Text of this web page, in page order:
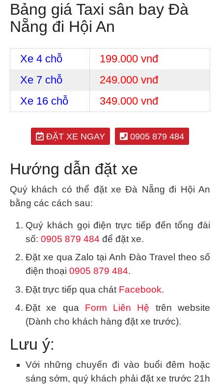
Bảng giá Taxi sân bay Đà
Nẵng đi Hội An
Xe 4 chỗ
199.000 vnđ
Xe 7 chỗ
249.000 vnđ
Xe 16 chỗ
349.000 vnđ
ĐẶT XE NGAY 0905 879 484
Hướng dẫn đặt xe
Quý khách có thể đặt xe Đà Nẵng đi Hội An
bằng các cách sau:
Quý khách gọi điện trực tiếp đến tổng đài
số: 0905 879 484 để đặt xe.
Đặt xe qua Zalo tại Anh Đào Travel theo số
điện thoại 0905 879 484.
Đặt trực tiếp qua chát Facebook.
Đặt xe qua Form Liên Hệ trên website
(Dành cho khách hàng đặt xe trước).
Lưu ý:
Với những chuyến đi vào buổi đêm hoặc
sáng sớm, quý khách phải đặt xe trước 21h